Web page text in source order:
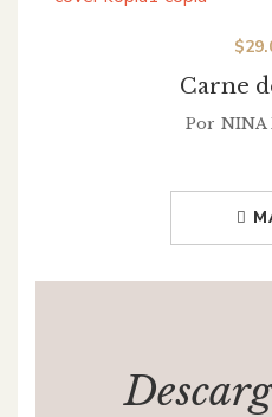
Carne
$
Por NINA